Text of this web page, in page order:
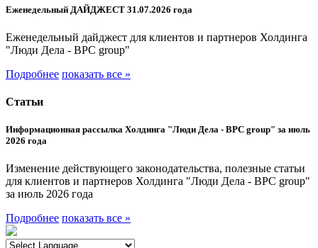
Еженедельный ДАЙДЖЕСТ 31.07.2026 года
Еженедельный дайджест для клиентов и партнеров Холдинга
"Люди Дела - BPC group"
Подробнее показать все »
Статьи
Информационная рассылка Холдинга "Люди Дела - BPC group" за июль
2026 года
Изменение действующего законодательства, полезные статьи
для клиентов и партнеров Холдинга "Люди Дела - BPC group"
за июль 2026 года
Подробнее показать все »